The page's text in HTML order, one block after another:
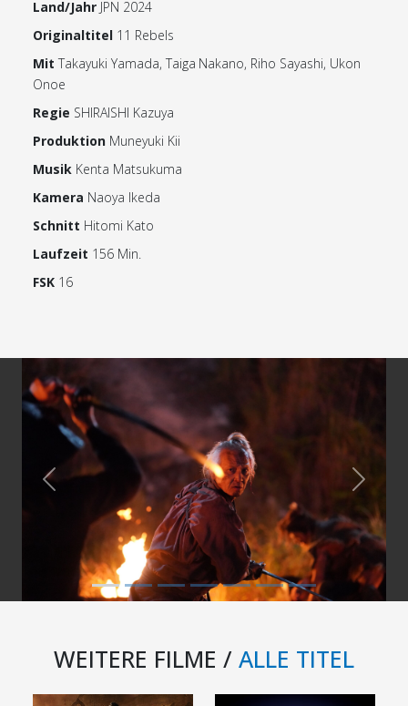
Land/Jahr JPN 2024
Originaltitel 11 Rebels
Mit Takayuki Yamada, Taiga Nakano, Riho Sayashi, Ukon
Onoe
Regie SHIRAISHI Kazuya
Produktion Muneyuki Kii
Musik Kenta Matsukuma
Kamera Naoya Ikeda
Schnitt Hitomi Kato
Laufzeit 156 Min.
FSK 16
Previous Next
WEITERE FILME / ALLE TITEL